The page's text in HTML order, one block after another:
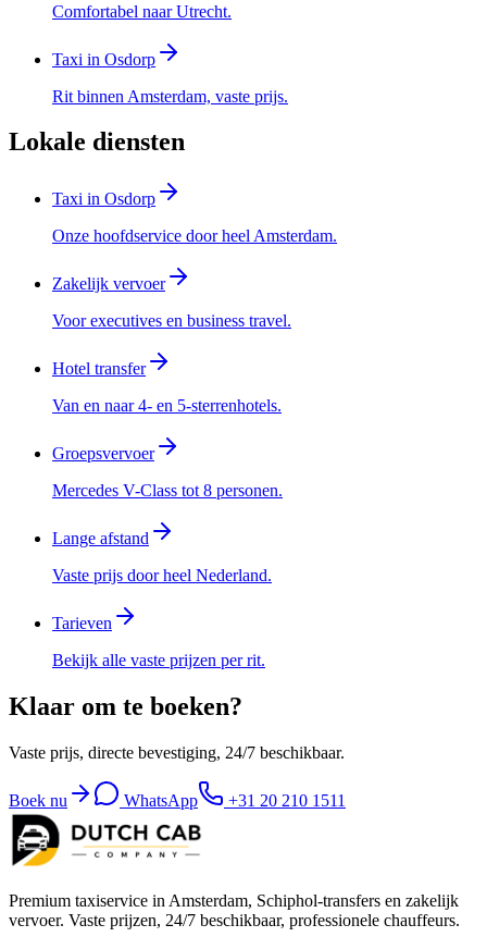
Comfortabel naar Utrecht.
Taxi in Osdorp
Rit binnen Amsterdam, vaste prijs.
Lokale diensten
Taxi in Osdorp
Onze hoofdservice door heel Amsterdam.
Zakelijk vervoer
Voor executives en business travel.
Hotel transfer
Van en naar 4- en 5-sterrenhotels.
Groepsvervoer
Mercedes V-Class tot 8 personen.
Lange afstand
Vaste prijs door heel Nederland.
Tarieven
Bekijk alle vaste prijzen per rit.
Klaar om te boeken?
Vaste prijs, directe bevestiging, 24/7 beschikbaar.
Boek nu WhatsApp +31 20 210 1511
Premium taxiservice in Amsterdam, Schiphol-transfers en zakelijk
vervoer. Vaste prijzen, 24/7 beschikbaar, professionele chauffeurs.